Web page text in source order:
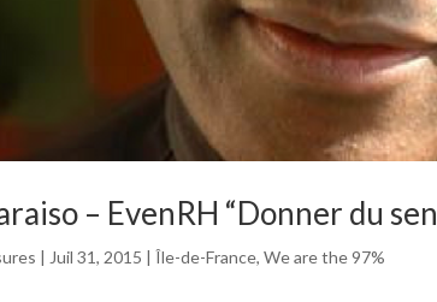
– EvenRH “Donner du
| Juil 31, 2015 |Île-de-France,We are the 97%